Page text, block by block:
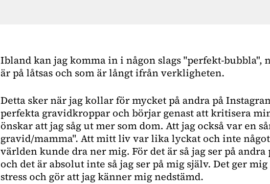
Ibland kan jag komma in i någon slags "perfekt-bubbla",
är på låtsas och som är långt ifrån verkligheten.
Detta sker när jag kollar för mycket på andra på
perfekta gravidkroppar och börjar genast att kritisera
önskar att jag såg ut mer som dom. Att jag också var en
gravid/mamma". Att mitt liv var lika lyckat och inte
världen kunde dra ner mig. För det är så jag ser på andra
och det är absolut inte så jag ser på mig själv. Det ger
stress och gör att jag känner mig nedstämd.